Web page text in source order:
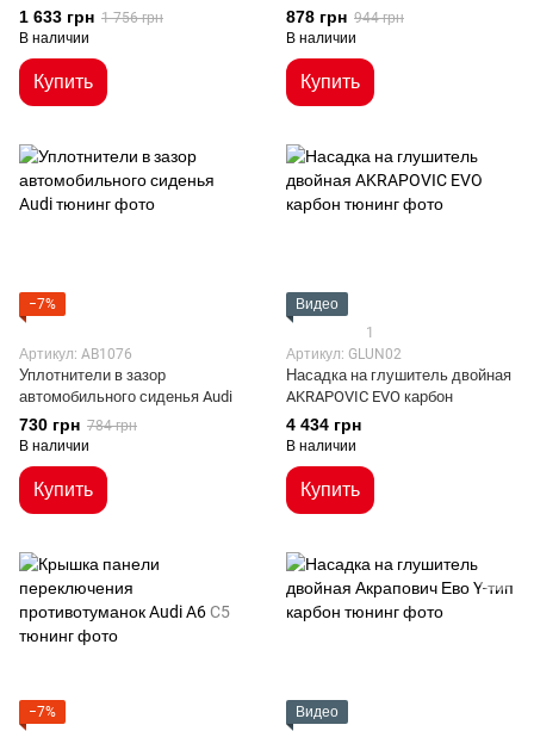
глянцевая
1 633 грн 1 756 грн
В наличии
Купить
878 грн 944 грн
В наличии
Купить
−7%
Артикул: AB1076
Уплотнители в зазор
автомобильного сиденья Audi
730 грн 784 грн
В наличии
Купить
Видео
1
Артикул: GLUN02
Насадка на глушитель двойная
AKRAPOVIC EVO карбон
4 434 грн
В наличии
Купить
−7%
Видео